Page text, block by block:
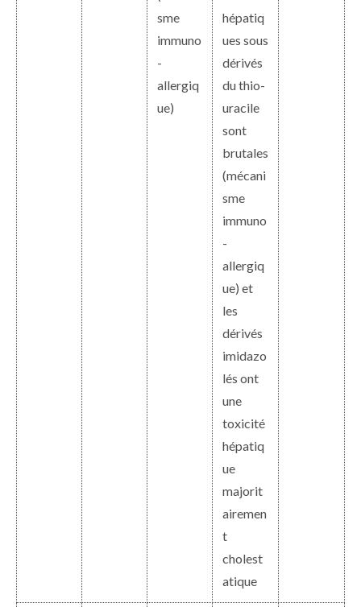
sme
immuno
-
allergiq
ue)
hépatiq
ues sous
dérivés
du thio-
uracile
sont
brutales
(mécani
sme
immuno
-
allergiq
ue) et
les
dérivés
imidazo
lés ont
une
toxicité
hépatiq
ue
majorit
airemen
t
cholest
atique